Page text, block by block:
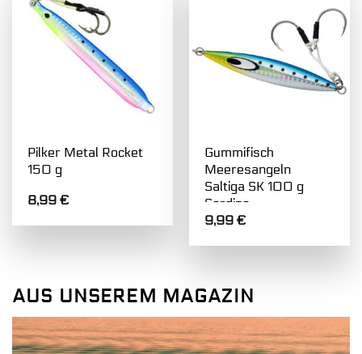
Pilker Metal Rocket
150 g
8,99€
Gummifisch
Meeresangeln
Saltiga SK 100 g
Sardine
9,99€
AUS UNSEREM MAGAZIN